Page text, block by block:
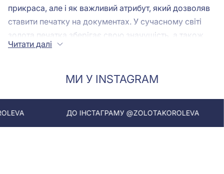
прикраса, але і як важливий атрибут, який дозволяв
ставити печатку на документах. У сучасному світі
золота печатка зберігає свою значущість, а також
стає стильним аксесуаром, який наголошує на
печатку, то варто звернути увагу на різноманітність
"Золота Королева". Тут ви знайдете як класичні, так і
сучасні моделі, які ідеально впишуться у ваш образ.
Читати далі
МИ У INSTAGRAM
ДО ІНСТАГРАМУ @ZOLOTAKOROLEVA ДО